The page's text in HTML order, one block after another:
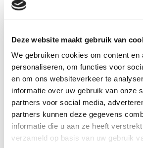
Deze website maakt gebruik van
We gebruiken cookies om content en
personaliseren, om functies voor
en om ons websiteverkeer te
informatie over uw gebruik van onze
partners voor social media,
partners kunnen deze gegevens
informatie die u aan ze heeft
verzameld op basis van uw gebruik
Omschrijving
Arme slavin
werd
P. Visser